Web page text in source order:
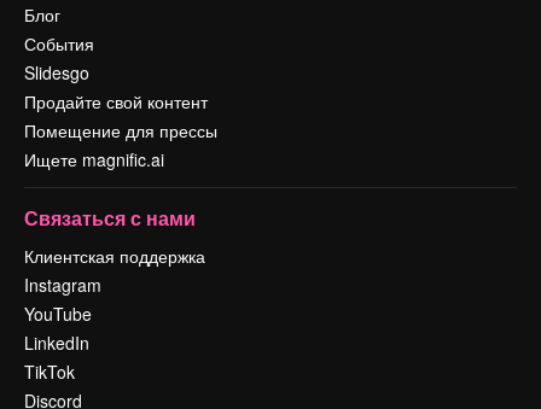
Блог
События
Slidesgo
Продайте свой контент
Помещение для прессы
Ищете magnific.ai
Связаться с нами
Клиентская поддержка
Instagram
YouTube
LinkedIn
TikTok
Discord